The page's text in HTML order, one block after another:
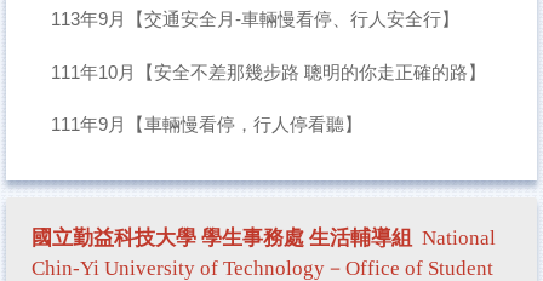
113年9月【交通安全月-車輛慢看停、行人安全行】
111年10月【安全不差那幾步路 聰明的你走正確的路】
111年9月【車輛慢看停，行人停看聽】
國立勤益科技大學 學生事務處 生活輔導組 National
Chin-Yi University of Technology－Office of Student